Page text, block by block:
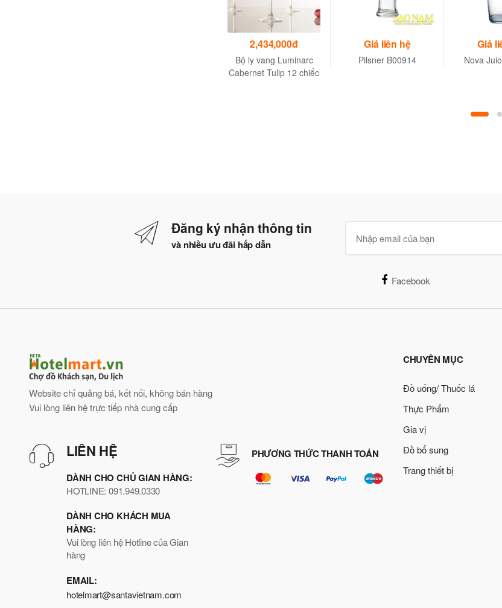
2,434,000đ
Bộ ly vang Luminarc
Cabernet Tulip 12 chiếc
Giá liên hệ
Pilsner B00914
Giá
Nova
Đăng ký nhận thông tin
và nhiều ưu đãi hấp dẫn
Facebook
Website chỉ quảng bá, kết nối, không bán hàng
Vui lòng liên hệ trực tiếp nhà cung cấp
LIÊN HỆ
DÀNH CHO CHỦ GIAN HÀNG:
HOTLINE: 091.949.0330
DÀNH CHO KHÁCH MUA
HÀNG:
Vui lòng liên hệ Hotline của Gian
hàng
EMAIL:
hotelmart@santavietnam.com
PHƯƠNG THỨC THANH TOÁN
CHUYÊN MỤC
Đồ uống/ Thuốc lá
Thực Phẩm
Gia vị
Đồ bổ sung
Trang thiết bị